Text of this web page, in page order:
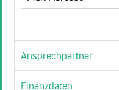
Ansprechpartner
Finanzdaten